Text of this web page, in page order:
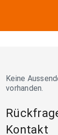
Keine
vorhanden.
Kontakt